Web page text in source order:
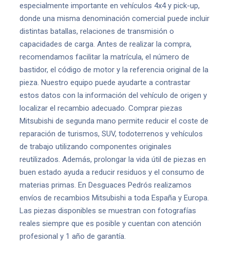
especialmente importante en vehículos 4x4 y pick-up,
donde una misma denominación comercial puede incluir
distintas batallas, relaciones de transmisión o
capacidades de carga. Antes de realizar la compra,
recomendamos facilitar la matrícula, el número de
bastidor, el código de motor y la referencia original de la
pieza. Nuestro equipo puede ayudarte a contrastar
estos datos con la información del vehículo de origen y
localizar el recambio adecuado. Comprar piezas
Mitsubishi de segunda mano permite reducir el coste de
reparación de turismos, SUV, todoterrenos y vehículos
de trabajo utilizando componentes originales
reutilizados. Además, prolongar la vida útil de piezas en
buen estado ayuda a reducir residuos y el consumo de
materias primas. En Desguaces Pedrós realizamos
envíos de recambios Mitsubishi a toda España y Europa.
Las piezas disponibles se muestran con fotografías
reales siempre que es posible y cuentan con atención
profesional y 1 año de garantía.